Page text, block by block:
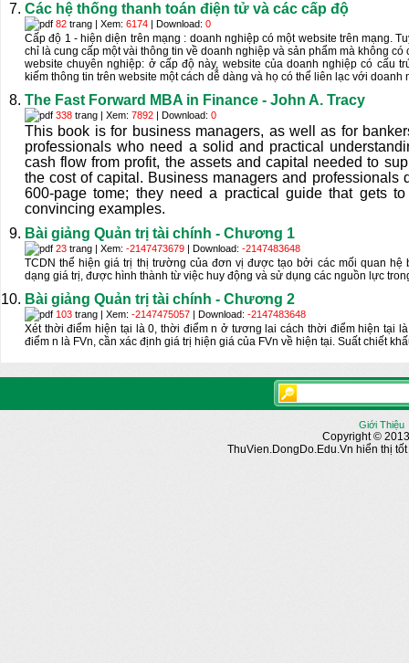
Các hệ thống thanh toán điện tử và các cấp độ
82 trang | Xem: 6174 | Download: 0
Cấp độ 1 - hiện diện trên mạng : doanh nghiệp có một website trên mạng.
chỉ là cung cấp một vài thông tin về doanh nghiệp và sản phẩm mà không
website chuyên nghiệp: ở cấp độ này, website của doanh nghiệp có cấu
kiếm thông tin trên website một cách dễ dàng và họ có thể liên lạc với doanh
The Fast Forward MBA in Finance - John A. Tracy
338 trang | Xem: 7892 | Download: 0
This book is for business managers, as well as for
professionals who need a solid and practical
cash flow from profit, the assets and capital needed to
the cost of capital. Business managers and professionals
600-page tome; they need a practical guide that gets
convincing examples.
Bài giảng Quản trị tài chính - Chương 1
23 trang | Xem: -2147473679 | Download: -2147483648
TCDN thể hiện giá trị thị trường của đơn vị được tạo bởi các mối quan
dạng giá trị, được hình thành từ việc huy động và sử dụng các nguồn lực
Bài giảng Quản trị tài chính - Chương 2
103 trang | Xem: -2147475057 | Download: -2147483648
Xét thời điểm hiện tại là 0, thời điểm n ở tương lai cách thời điểm hiện tại
điểm n là FVn, cần xác định giá trị hiện giá của FVn về hiện tại. Suất chiết
Giới Thiệu
Copyright ©
ThuVien.DongDo.Edu.Vn hiển thị